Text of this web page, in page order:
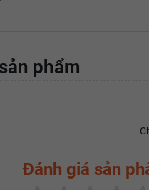
phẩm
Đánh giá sản